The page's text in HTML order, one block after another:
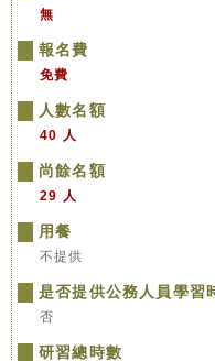
無
報名費
免費
人數名額
40 人
尚餘名額
29 人
用餐
不提供
是否提供公務人員學習
否
研習總時數